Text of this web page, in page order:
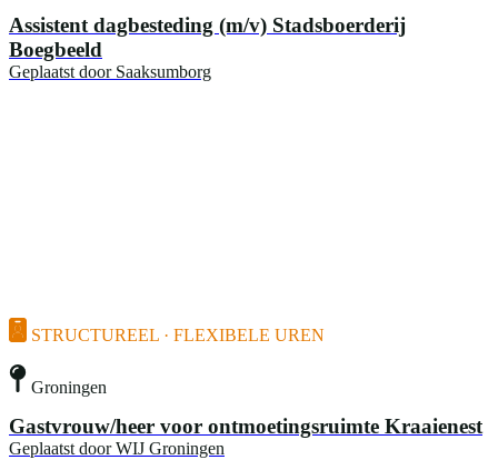
Assistent dagbesteding (m/v) Stadsboerderij
Boegbeeld
Geplaatst door Saaksumborg
STRUCTUREEL · FLEXIBELE UREN
Groningen
Gastvrouw/heer voor ontmoetingsruimte Kraaienest
Geplaatst door WIJ Groningen